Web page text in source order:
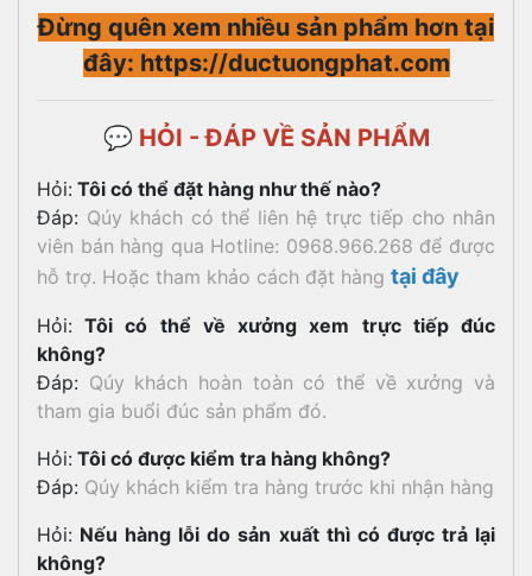
Đừng quên xem nhiều sản phẩm hơn tại
đây: https://ductuongphat.com
💬 HỎI - ĐÁP VỀ SẢN PHẨM
Hỏi: Tôi có thể đặt hàng như thế nào?
Đáp: Qúy khách có thể liên hệ trực tiếp cho nhân
viên bán hàng qua Hotline: 0968.966.268 để được
hỗ trợ. Hoặc tham khảo cách đặt hàng tại đây
Hỏi: Tôi có thể về xưởng xem trực tiếp đúc
không?
Đáp: Qúy khách hoàn toàn có thể về xưởng và
tham gia buổi đúc sản phẩm đó.
Hỏi: Tôi có được kiểm tra hàng không?
Đáp: Qúy khách kiểm tra hàng trước khi nhận hàng
Hỏi: Nếu hàng lỗi do sản xuất thì có được trả lại
không?